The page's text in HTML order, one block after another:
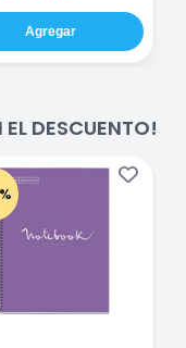
Agregar
DESCUENTO!